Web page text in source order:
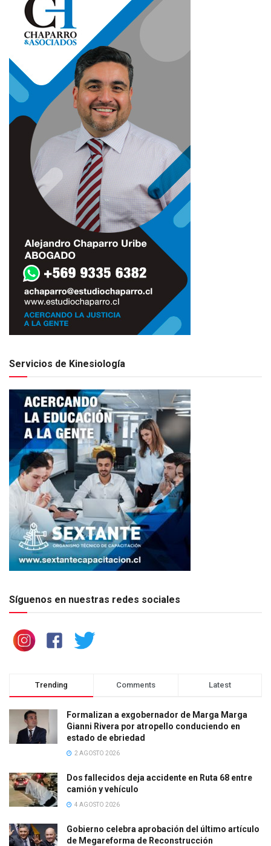
Servicios de Kinesiología
Síguenos en nuestras redes sociales
Trending Comments Latest
Formalizan a exgobernador de Marga Marga
Gianni Rivera por atropello conduciendo en
estado de ebriedad
2 AGOSTO 2026
Dos fallecidos deja accidente en Ruta 68 entre
camión y vehículo
4 AGOSTO 2026
Gobierno celebra aprobación del último artículo
de Megareforma de Reconstrucción